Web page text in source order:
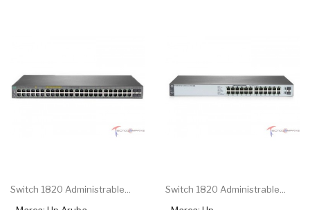
Switch 1820 Administrable...
Switch 1820 Administrable...